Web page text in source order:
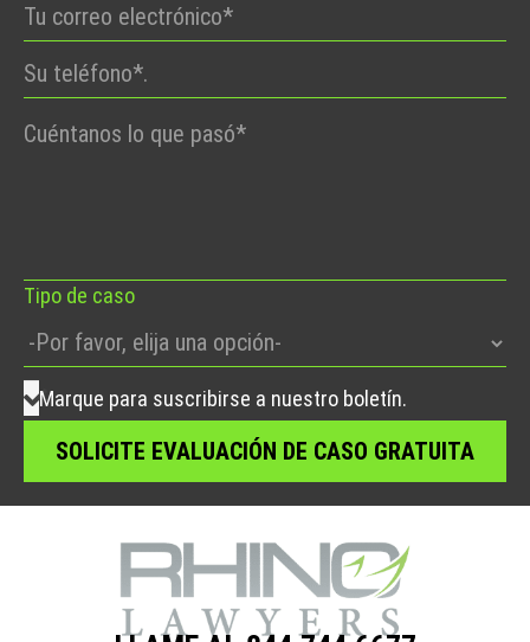
Por
Tipo de caso
Marque para suscribirse a nuestro boletín.